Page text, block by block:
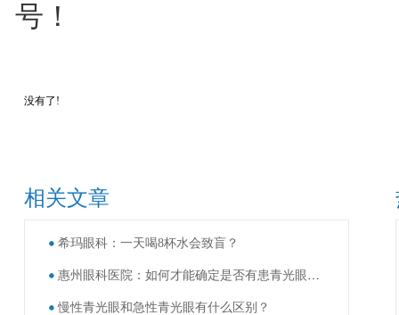
号！
没有了!
相关文章
希玛眼科：一天喝8杯水会致盲？
惠州眼科医院：如何才能确定是否有患青光眼呢?
慢性青光眼和急性青光眼有什么区别？